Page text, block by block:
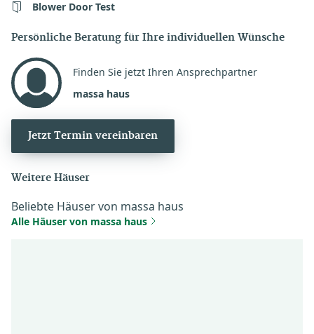
Blower Door Test
Persönliche Beratung für Ihre individuellen Wünsche
Finden Sie jetzt Ihren Ansprechpartner
massa haus
Jetzt Termin vereinbaren
Weitere Häuser
Beliebte Häuser von massa haus
Alle Häuser von massa haus